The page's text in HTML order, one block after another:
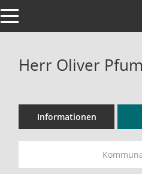
Toggle navigation
Herr Oliver
Informationen